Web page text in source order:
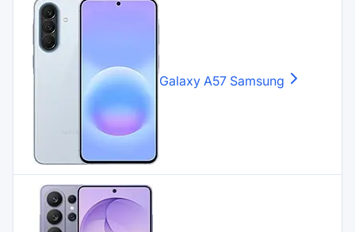
Galaxy A57 Samsung